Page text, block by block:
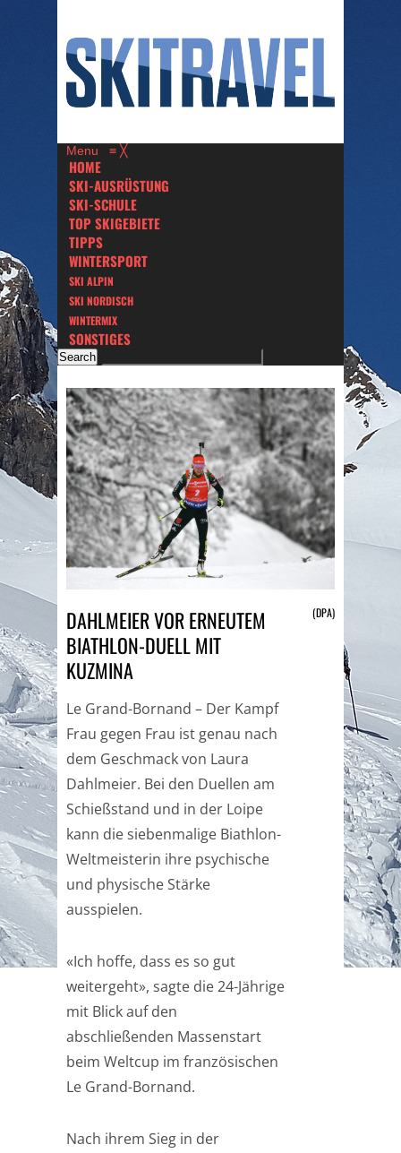
Menu ≡ ╳
HOME
SKI-AUSRÜSTUNG
SKI-SCHULE
TOP SKIGEBIETE
TIPPS
WINTERSPORT
SKI ALPIN
SKI NORDISCH
WINTERMIX
SONSTIGES
DAHLMEIER VOR ERNEUTEM
BIATHLON-DUELL MIT
KUZMINA
(DPA)
Le Grand-Bornand – Der Kampf
Frau gegen Frau ist genau nach
dem Geschmack von Laura
Dahlmeier. Bei den Duellen am
Schießstand und in der Loipe
kann die siebenmalige Biathlon-
Weltmeisterin ihre psychische
und physische Stärke
ausspielen.
«Ich hoffe, dass es so gut
weitergeht», sagte die 24-Jährige
mit Blick auf den
abschließenden Massenstart
beim Weltcup im französischen
Le Grand-Bornand.
Nach ihrem Sieg in der